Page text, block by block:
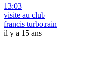
13:03
visite au club
francis turbotrain
il y a 15 ans